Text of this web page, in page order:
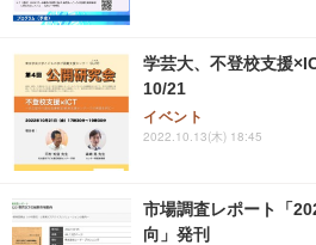
学芸大、不登校支援
10/21
イベント
2022.10.13(木) 18:45
市場調査レポート「
向」発刊